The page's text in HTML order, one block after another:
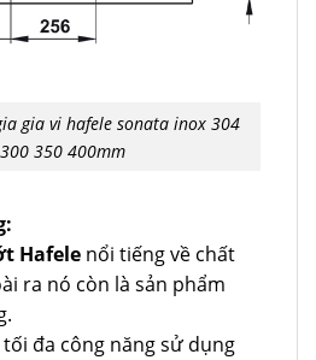
gia vi hafele sonata inox 304
350 400mm
Hafele nổi tiếng về chất
ra nó còn là sản phẩm
đa công năng sử dụng